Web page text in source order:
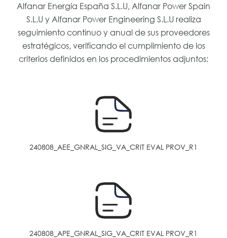
Alfanar Energía España S.L.U, Alfanar Power Spain
S.L.U y Alfanar Power Engineering S.L.U realiza
seguimiento continuo y anual de sus proveedores
estratégicos, verificando el cumplimiento de los
criterios definidos en los procedimientos adjuntos:
240808_AEE_GNRAL_SIG_VA_CRIT EVAL PROV_R1
240808_APE_GNRAL_SIG_VA_CRIT EVAL PROV_R1